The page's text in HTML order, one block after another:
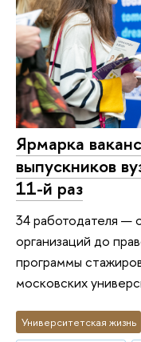
Ярмарка
выпускников
11-й раз
34 работодателя —
организаций до
программы
московских
Университетская жизнь